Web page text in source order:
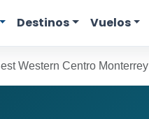
Destinos Vuelos
Western Centro Monterrey